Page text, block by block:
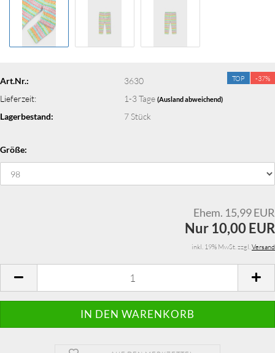
TOP -37%
Art.Nr.:
3630
Lieferzeit:
1-3 Tage (Ausland abweichend)
Lagerbestand: 7 Stück
Größe:
Ehem. 15,99 EUR
Nur 10,00 EUR
inkl. 19% MwSt. zzgl.Versand